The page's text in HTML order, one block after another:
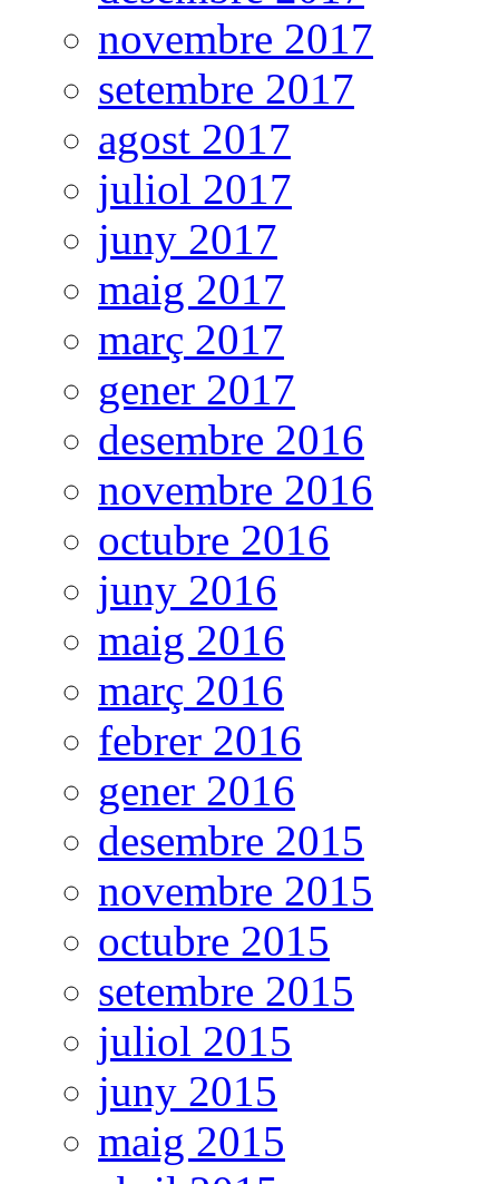
novembre 2017
setembre 2017
agost 2017
juliol 2017
juny 2017
maig 2017
març 2017
gener 2017
desembre 2016
novembre 2016
octubre 2016
juny 2016
maig 2016
març 2016
febrer 2016
gener 2016
desembre 2015
novembre 2015
octubre 2015
setembre 2015
juliol 2015
juny 2015
maig 2015